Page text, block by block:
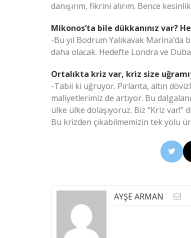
danışırım, fikrini alırım. Bence
Mikonos’ta bile dükkanınız var?
-Bu yıl Bodrum Yalıkavak Marina’da
daha olacak. Hedefte Londra ve
Ortalıkta kriz var, kriz size
-Tabii ki uğruyor. Pırlanta, altın
maliyetlerimiz de artıyor. Bu
ülke ülke dolaşıyoruz. Biz “Kriz var!”
Bu krizden çıkabilmemizin tek yolu
AYŞE ARMAN